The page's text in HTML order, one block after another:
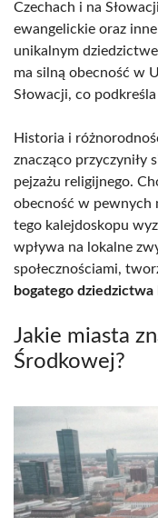
Czechach i na
ewangelickie oraz
unikalnym
ma silną obecność w
Słowacji, co podkreśla
Historia i
znacząco przyczyniły
pejzażu religijnego.
obecność w pewnych
tego kalejdoskopu
wpływa na lokalne
społecznościami,
bogatego
Jakie miasta
Środkowej?